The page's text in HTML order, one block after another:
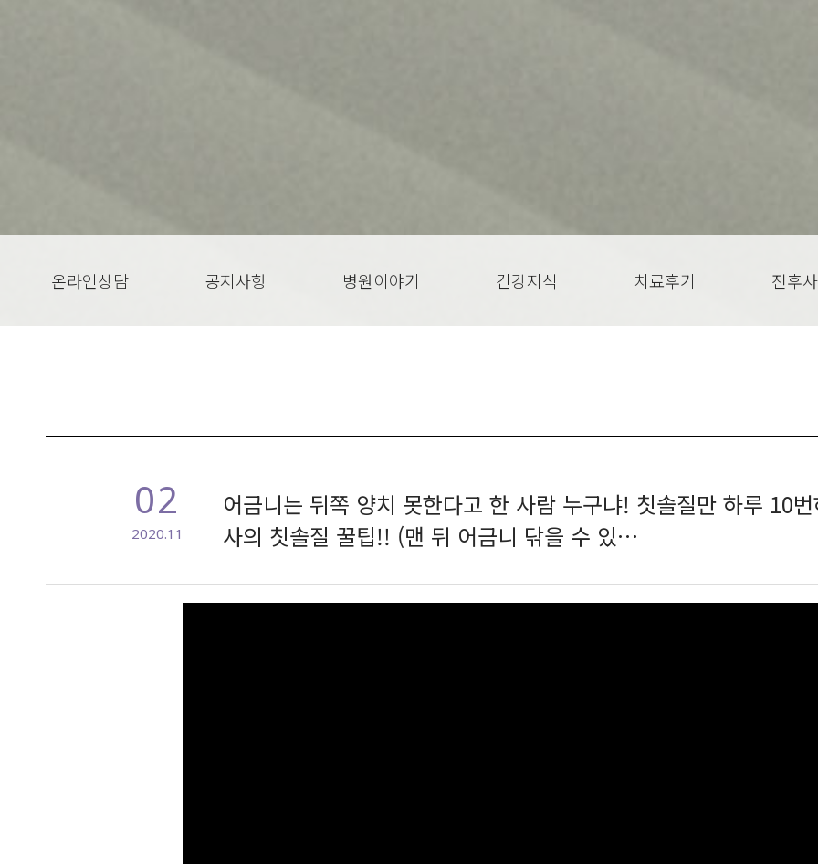
온라인상담 공지사항 병원이야기 건강지식 치료후기 전후
02
2020.11
어금니는 뒤쪽 양치 못한다고 한 사람 누구냐! 칫솔질만 하루 10
사의 칫솔질 꿀팁!! (맨 뒤 어금니 닦을 수 있…